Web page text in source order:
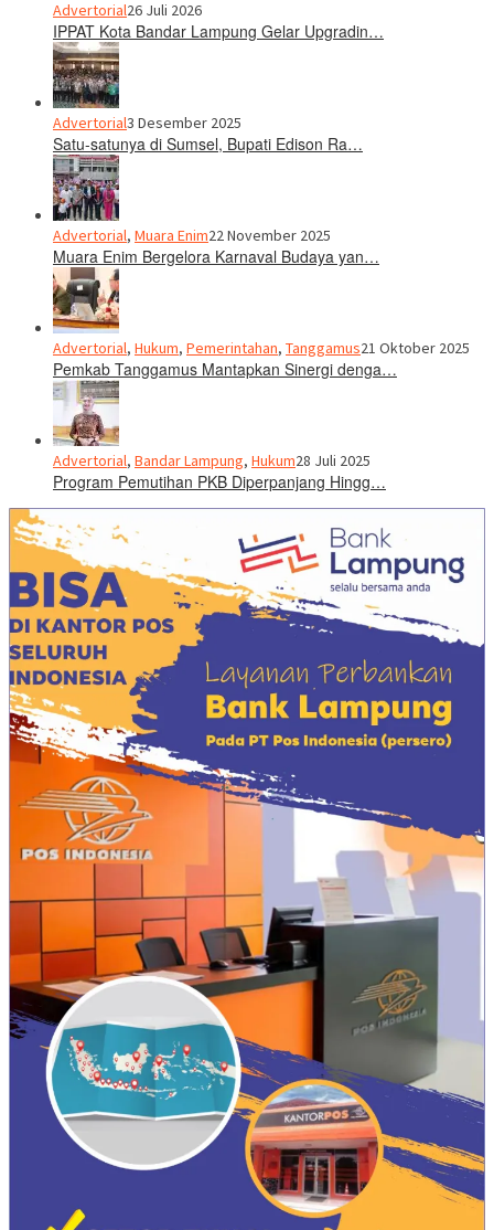
Advertorial26 Juli 2026
IPPAT Kota Bandar Lampung Gelar Upgradin…
Advertorial3 Desember 2025
Satu-satunya di Sumsel, Bupati Edison Ra…
Advertorial, Muara Enim22 November 2025
Muara Enim Bergelora Karnaval Budaya yan…
Advertorial, Hukum, Pemerintahan, Tanggamus21 Oktober 2025
Pemkab Tanggamus Mantapkan Sinergi denga…
Advertorial, Bandar Lampung, Hukum28 Juli 2025
Program Pemutihan PKB Diperpanjang Hingg…